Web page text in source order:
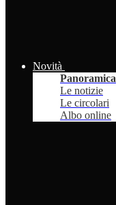
Novità
Panoramica
Le notizie
Le circolari
Albo online